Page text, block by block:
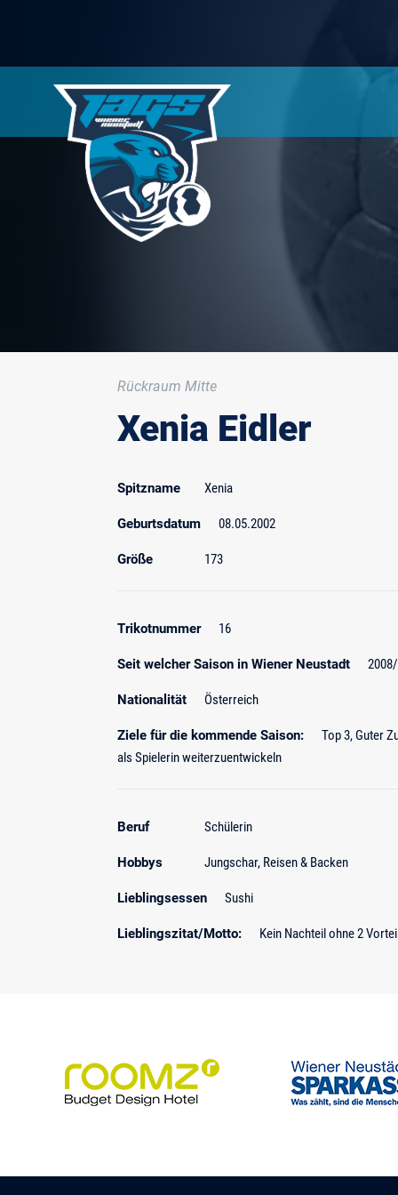
Rückraum Mitte
Xenia Eidler
Spitzname Xenia
Geburtsdatum 08.05.2002
Größe 173
Trikotnummer 16
Seit welcher Saison in Wiener Neustadt
Nationalität Österreich
Ziele für die kommende Saison:
Top 3, Guter
als Spielerin weiterzuentwickeln
Beruf Schülerin
Hobbys Jungschar, Reisen & Backen
Lieblingsessen Sushi
Lieblingszitat/Motto: Kein Nachteil ohne 2